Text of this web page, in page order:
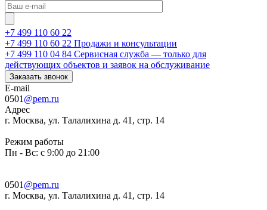
+7 499 110 60 22
+7 499 110 60 22 Продажи и консультации
+7 499 110 04 84 Сервисная служба — только для
действующих объектов и заявок на обслуживание
Заказать звонок
E-mail
0501 @pem.ru
Адрес
г. Москва, ул. Талалихина д. 41, стр. 14
Режим работы
Пн - Вс: с 9:00 до 21:00
0501 @pem.ru
г. Москва, ул. Талалихина д. 41, стр. 14